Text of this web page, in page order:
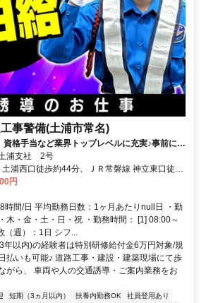
事警備(土浦市常名)
格手当など業界トップレベルに充実♪事前に研
安心★
浦支社 2号
浦西口徒歩約44分、ＪＲ常磐線 神立東口徒歩
プレス つくばA3口徒歩約100分 ★交通費支給
イク通勤OK ＜直行直帰OK＞
円
時間/日 平均勤務日数：1ヶ月あたりnull日 ・勤
木・金・土・日・祝 ・勤務時間： [1] 08:00～
（週）：1日 シフ...
年以内)の経験者は特別研修給付金6万円対象/規
払いも可能♪ 道路工事・建設・建築現場にて歩
がら、 車両や人の交通誘導・ご案内業務をお
短期（3ヵ月以内） 扶養内勤務OK
社員登用あり